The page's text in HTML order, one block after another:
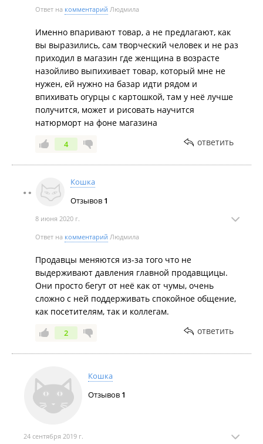
Ответ на комментарий Людмила
Именно впаривают товар, а не предлагают, как
вы выразились, сам творческий человек и не раз
приходил в магазин где женщина в возрасте
назойливо выпихивает товар, который мне не
нужен, ей нужно на базар идти рядом и
впихивать огурцы с картошкой, там у неё лучше
получится, может и рисовать научится
натюрморт на фоне магазина
4 ответить
Кошка
Отзывов 1
8 июня 2020 г.
Ответ на комментарий Людмила
Продавцы меняются из-за того что не
выдерживают давления главной продавщицы.
Они просто бегут от неё как от чумы, очень
сложно с ней поддерживать спокойное общение,
как посетителям, так и коллегам.
2 ответить
Кошка
Отзывов 1
24 сентября 2019 г.